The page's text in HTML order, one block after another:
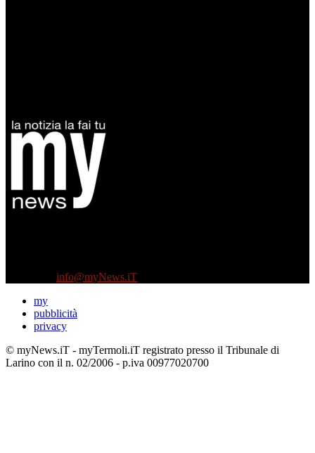
info@myNews.iT
my
pubblicità
privacy
© myNews.iT - myTermoli.iT registrato presso il Tribunale di
Larino con il n. 02/2006 - p.iva 00977020700